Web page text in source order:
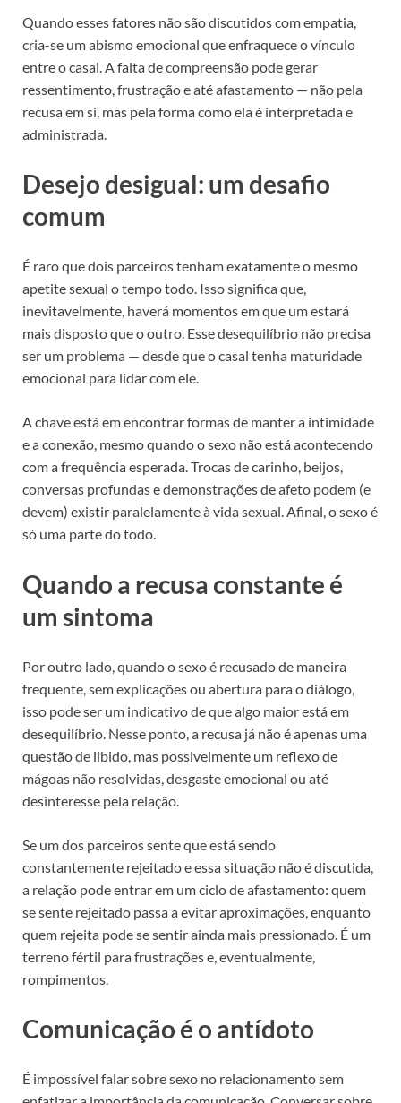
Quando esses fatores não são discutidos com empatia,
cria-se um abismo emocional que enfraquece o vínculo
entre o casal. A falta de compreensão pode gerar
ressentimento, frustração e até afastamento — não pela
recusa em si, mas pela forma como ela é interpretada e
administrada.
Desejo desigual: um desafio
comum
É raro que dois parceiros tenham exatamente o mesmo
apetite sexual o tempo todo. Isso significa que,
inevitavelmente, haverá momentos em que um estará
mais disposto que o outro. Esse desequilíbrio não precisa
ser um problema — desde que o casal tenha maturidade
emocional para lidar com ele.
A chave está em encontrar formas de manter a intimidade
e a conexão, mesmo quando o sexo não está acontecendo
com a frequência esperada. Trocas de carinho, beijos,
conversas profundas e demonstrações de afeto podem (e
devem) existir paralelamente à vida sexual. Afinal, o sexo é
só uma parte do todo.
Quando a recusa constante é
um sintoma
Por outro lado, quando o sexo é recusado de maneira
frequente, sem explicações ou abertura para o diálogo,
isso pode ser um indicativo de que algo maior está em
desequilíbrio. Nesse ponto, a recusa já não é apenas uma
questão de libido, mas possivelmente um reflexo de
mágoas não resolvidas, desgaste emocional ou até
desinteresse pela relação.
Se um dos parceiros sente que está sendo
constantemente rejeitado e essa situação não é discutida,
a relação pode entrar em um ciclo de afastamento: quem
se sente rejeitado passa a evitar aproximações, enquanto
quem rejeita pode se sentir ainda mais pressionado. É um
terreno fértil para frustrações e, eventualmente,
rompimentos.
Comunicação é o antídoto
É impossível falar sobre sexo no relacionamento sem